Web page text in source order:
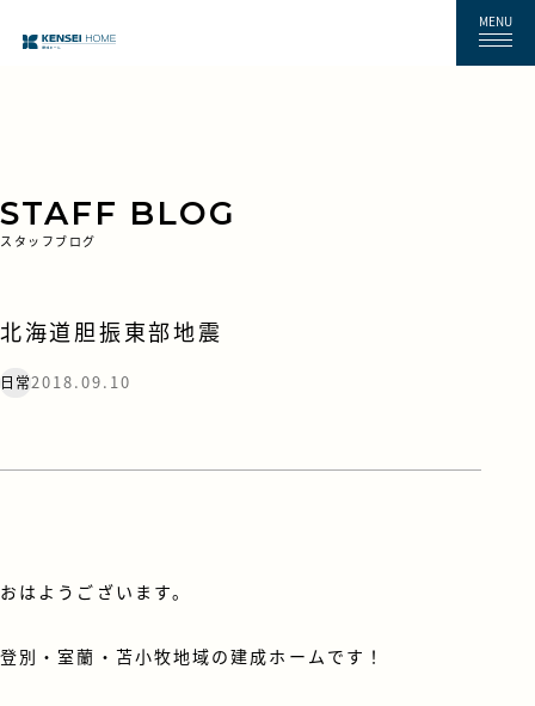
MENU
STAFF BLOG
スタッフブログ
北海道胆振東部地震
日常2018.09.10
おはようございます。
登別・室蘭・苫小牧地域の建成ホームです！